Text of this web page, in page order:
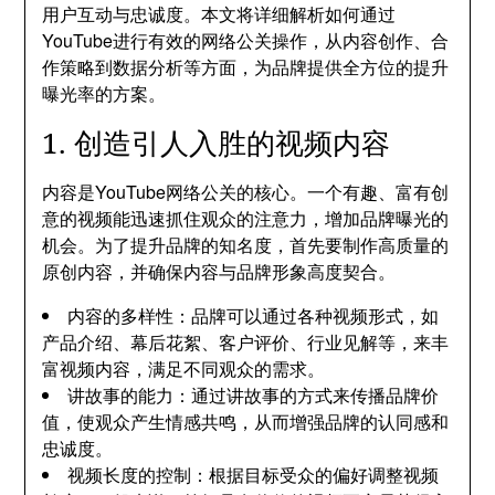
用户互动与忠诚度。本文将详细解析如何通过
YouTube进行有效的网络公关操作，从内容创作、合
作策略到数据分析等方面，为品牌提供全方位的提升
曝光率的方案。
1. 创造引人入胜的视频内容
内容是YouTube网络公关的核心。一个有趣、富有创
意的视频能迅速抓住观众的注意力，增加品牌曝光的
机会。为了提升品牌的知名度，首先要制作高质量的
原创内容，并确保内容与品牌形象高度契合。
内容的多样性：品牌可以通过各种视频形式，如
产品介绍、幕后花絮、客户评价、行业见解等，来丰
富视频内容，满足不同观众的需求。
讲故事的能力：通过讲故事的方式来传播品牌价
值，使观众产生情感共鸣，从而增强品牌的认同感和
忠诚度。
视频长度的控制：根据目标受众的偏好调整视频